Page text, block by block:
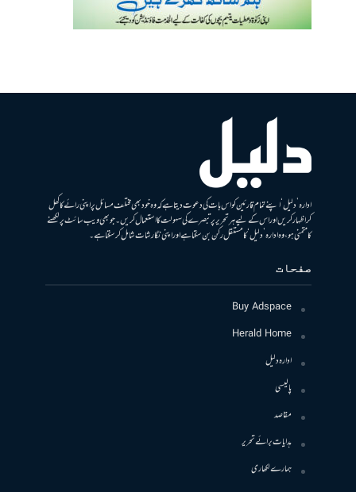
ادارہ ’دلیل‘ اپنے تمام قارئین کو اس بات کی دعوت دیتا ہے کہ وہ خود بھی مختلف مسائل پر اپنی رائے کا کھل
کر اظہار کریں اور اس کے لیے ہر تحریر پر تبصرے کی سہولت کا استعمال کریں۔ جو بھی ویب سائٹ پر لکھنے
کا متمنی ہو، وہ ادارہ ’دلیل‘ کا مستقل رکن بن سکتا ہے اور اپنی نگارشات شامل کرسکتا ہے۔
صفحات
Buy Adspace
Herald Home
ادارہ دلیل
پالیسی
مقاصد
ہدایات برائے تحریر
ہمارے لکھاری